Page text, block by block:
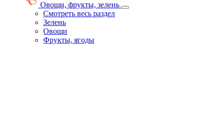
Овощи, фрукты, зелень
Смотреть весь раздел
Зелень
Овощи
Фрукты, ягоды